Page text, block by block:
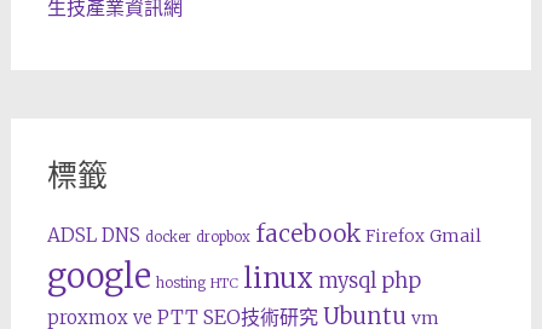
生技產業資訊網
標籤
ADSL DNS docker dropbox facebook Firefox Gmail
google hosting HTC linux mysql php
proxmox ve PTT SEO技術研究 Ubuntu vm